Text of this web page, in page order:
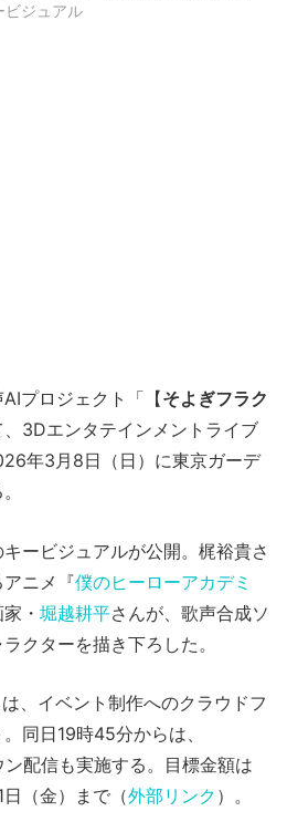
ビジュアル
プロジェクト「【そよぎフラク
3Dエンタテインメントライブ
年3月8日（日）に東京ガーデ
ービジュアルが公開。梶裕貴さ
ニメ『僕のヒーローアカデミ
・ 堀越耕平さんが、歌声合成ソ
ラクターを描き下ろした。
、イベント制作へのクラウドフ
同日19時45分からは、
配信も実施する。目標金額は
（金）まで（外部リンク ）。